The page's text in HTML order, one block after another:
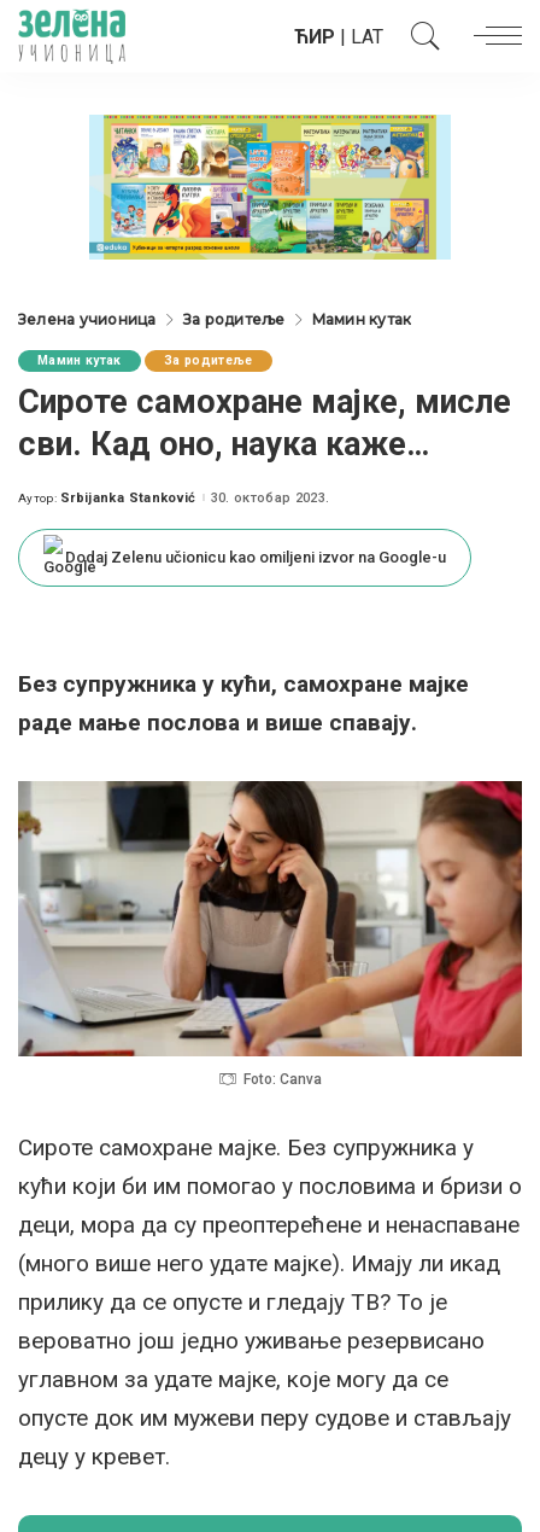
ЋИР | LAT
Зелена учионица За родитеље Мамин кутак
Мамин кутак За родитеље
Сироте самохране мајке, мисле
сви. Кад оно, наука каже…
Posted
Аутор: Srbijanka Stanković 30. октобар 2023.
Dodaj Zelenu učionicu kao omiljeni izvor na Google-u
Без супружника у кући, самохране мајке
раде мање послова и више спавају.
Foto: Canva
Сироте самохране мајке. Без супружника у
кући који би им помогао у пословима и бризи о
деци, мора да су преоптерећене и ненаспаване
(много више него удате мајке). Имају ли икад
прилику да се опусте и гледају ТВ? То је
вероватно још једно уживање резервисано
углавном за удате мајке, које могу да се
опусте док им мужеви перу судове и стављају
децу у кревет.